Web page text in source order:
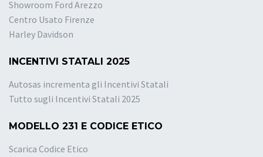
Showroom Ford Arezzo
Centro Usato Firenze
Harley Davidson
INCENTIVI STATALI 2025
Autosas incrementa gli Incentivi Statali
Tutto sugli Incentivi Statali 2025
MODELLO 231 E CODICE ETICO
Scarica Codice Etico